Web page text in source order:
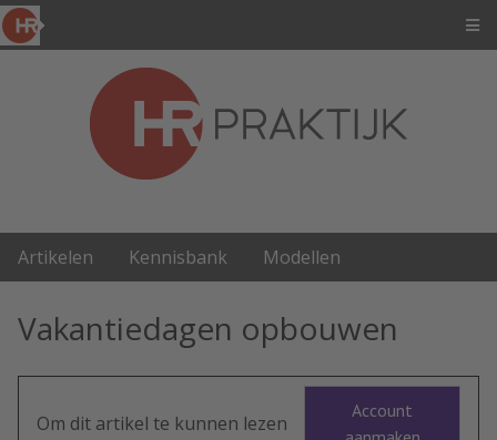
Artikelen Kennisbank Modellen
Vakantiedagen opbouwen
Om dit artikel te kunnen lezen
Account